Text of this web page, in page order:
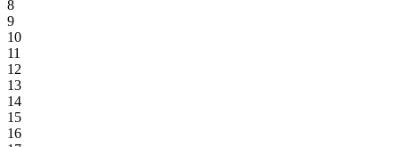
8
9
10
11
12
13
14
15
16